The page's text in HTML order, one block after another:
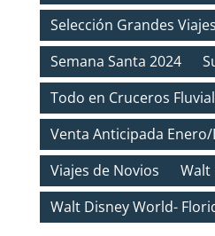
Selección Grandes
Semana Santa 2024
Todo en Cruceros
Venta Anticipada
Viajes de Novios
Walt
Walt Disney World-